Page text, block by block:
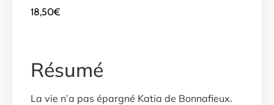
18,50€
Résumé
La vie n’a pas épargné Katia de Bonnafieux.